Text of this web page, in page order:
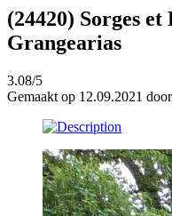
(24420) Sorges
Grangearias
3.08/5
Gemaakt op 12.09.2021 door